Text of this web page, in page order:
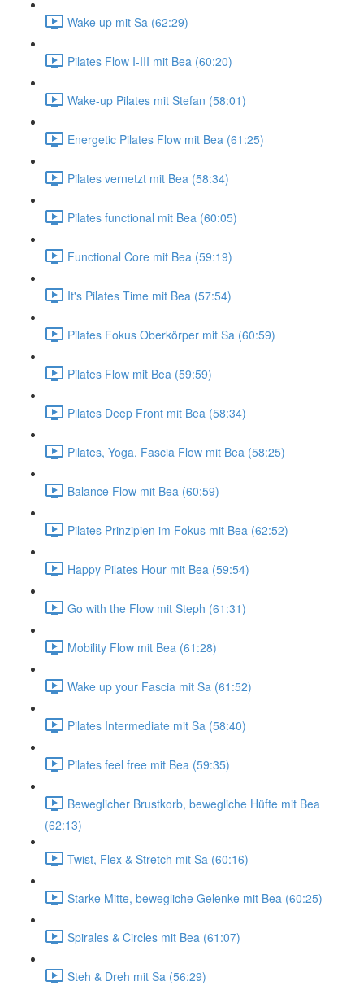
Wake up mit Sa (62:29)
Pilates Flow I-III mit Bea (60:20)
Wake-up Pilates mit Stefan (58:01)
Energetic Pilates Flow mit Bea (61:25)
Pilates vernetzt mit Bea (58:34)
Pilates functional mit Bea (60:05)
Functional Core mit Bea (59:19)
It's Pilates Time mit Bea (57:54)
Pilates Fokus Oberkörper mit Sa (60:59)
Pilates Flow mit Bea (59:59)
Pilates Deep Front mit Bea (58:34)
Pilates, Yoga, Fascia Flow mit Bea (58:25)
Balance Flow mit Bea (60:59)
Pilates Prinzipien im Fokus mit Bea (62:52)
Happy Pilates Hour mit Bea (59:54)
Go with the Flow mit Steph (61:31)
Mobility Flow mit Bea (61:28)
Wake up your Fascia mit Sa (61:52)
Pilates Intermediate mit Sa (58:40)
Pilates feel free mit Bea (59:35)
Beweglicher Brustkorb, bewegliche Hüfte mit Bea
(62:13)
Twist, Flex & Stretch mit Sa (60:16)
Starke Mitte, bewegliche Gelenke mit Bea (60:25)
Spirales & Circles mit Bea (61:07)
Steh & Dreh mit Sa (56:29)